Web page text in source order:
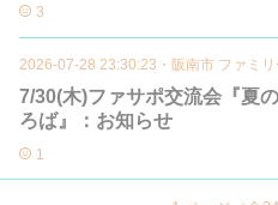
3
2026-07-28 23:30:23 ・ 阪南市 ファミリー・
7/30(木)ファサポ交流会『夏
ろば』：お知らせ
1